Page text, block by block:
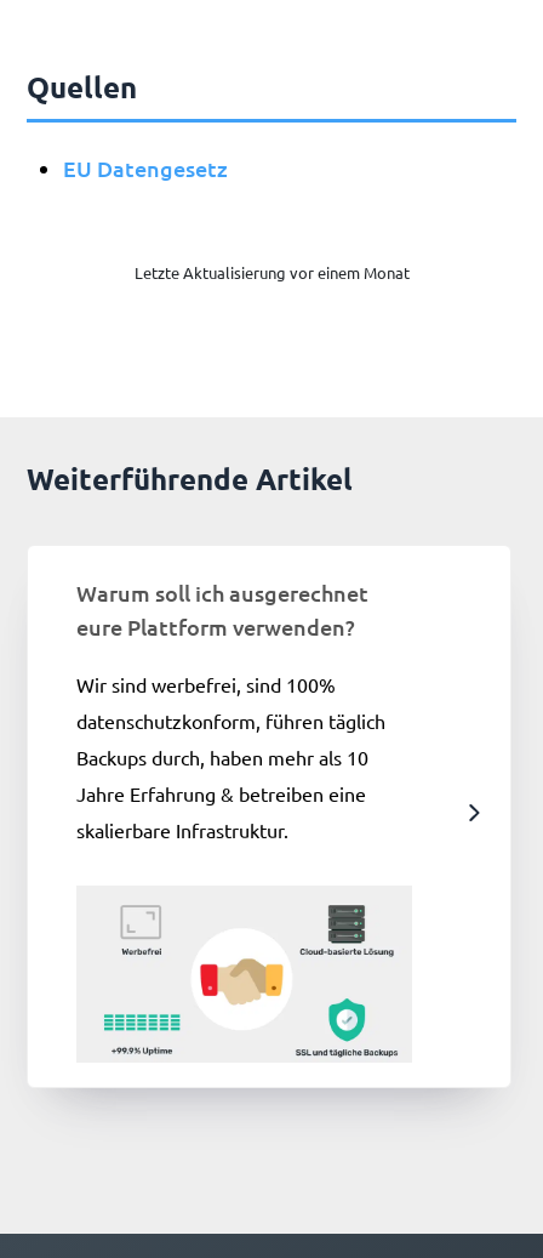
Quellen
EU Datengesetz
Letzte Aktualisierung vor einem Monat
Weiterführende Artikel
Warum soll ich ausgerechnet
eure Plattform verwenden?
Wir sind werbefrei, sind 100%
datenschutzkonform, führen täglich
Backups durch, haben mehr als 10
Jahre Erfahrung & betreiben eine
skalierbare Infrastruktur.